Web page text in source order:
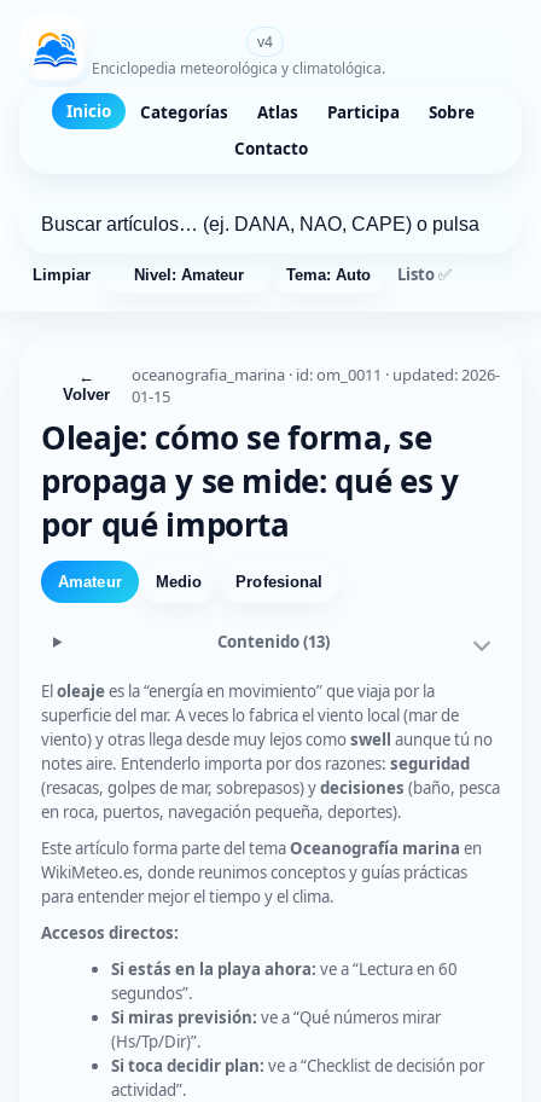
v4
Enciclopedia meteorológica y climatológica.
Inicio Categorías Atlas Participa
Sobre
Contacto
Limpiar Nivel: Amateur Tema: Auto Listo ✅
←
Volver
oceanografia_marina · id: om_0011 · updated: 2026-
01-15
Oleaje: cómo se forma, se
propaga y se mide: qué es y
por qué importa
Amateur Medio Profesional
Contenido(13)
Eloleajees la “energía en movimiento” que viaja por la
superficie del mar. A veces lo fabrica el viento local (mar de
viento) y otras llega desde muy lejos comoswell aunque tú no
notes aire. Entenderlo importa por dos razones: seguridad
(resacas, golpes de mar, sobrepasos) ydecisiones (baño, pesca
en roca, puertos, navegación pequeña, deportes).
Este artículo forma parte del temaOceanografía marina en
WikiMeteo.es, donde reunimos conceptos y guías prácticas
para entender mejor el tiempo y el clima.
Accesos directos:
Si estás en la playa ahora: ve a “Lectura en 60
segundos”.
Si miras previsión: ve a “Qué números mirar
(Hs/Tp/Dir)”.
Si toca decidir plan: ve a “Checklist de decisión por
actividad”.